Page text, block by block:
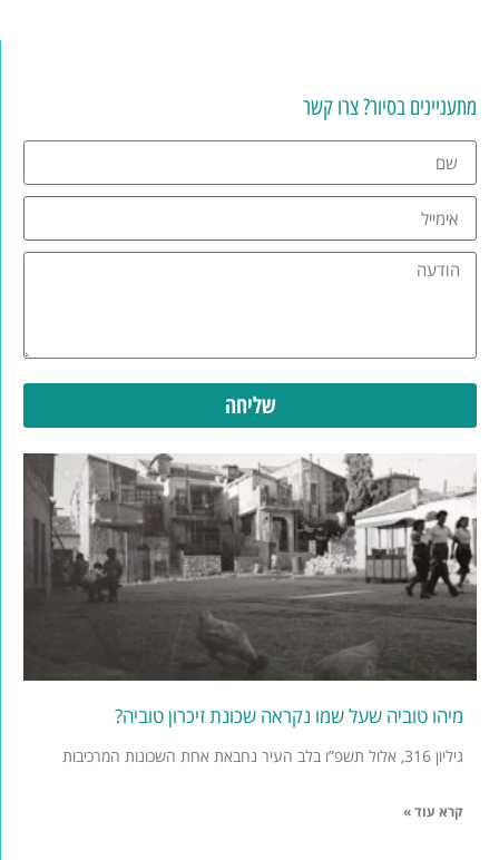
מתעניינים בסיור? צרו קשר
שליחה
מיהו טוביה שעל שמו נקראה שכונת זיכרון טוביה?
גיליון 316, אלול תשפ”ו בלב העיר נחבאת אחת השכונות המרכיבות
קרא עוד »